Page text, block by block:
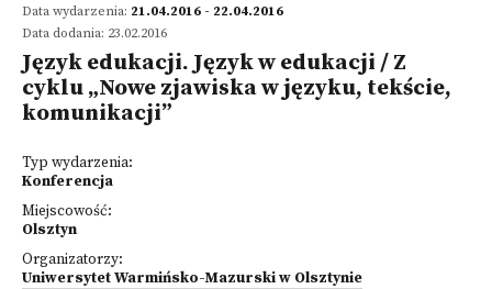
Data wydarzenia: 21.04.2016 - 22.04.2016
Data dodania: 23.02.2016
Język edukacji. Język w edukacji / Z
cyklu „Nowe zjawiska w języku, tekście,
komunikacji”
Typ wydarzenia:
Konferencja
Miejscowość:
Olsztyn
Organizatorzy:
Uniwersytet Warmińsko-Mazurski w Olsztynie